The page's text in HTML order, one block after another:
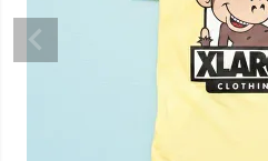
を見る
3,025税込
詳細を見る